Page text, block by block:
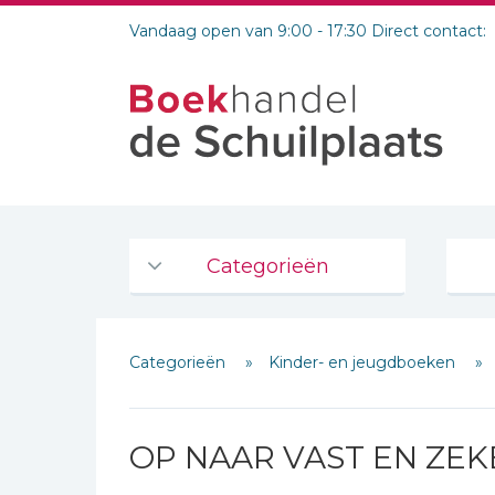
Vandaag open van 9:00 - 17:30 Direct contact:
Categorieën
De Bijbel
Bijbelse Dagboeken 2026
Bijbelstudie groepen
Categorieën Kinder- en jeugdboeken
OP NAAR VAST EN